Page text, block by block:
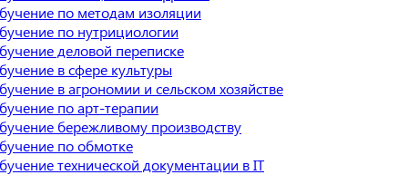
по методам изоляции
по нутрициологии
деловой переписке
в сфере культуры
в агрономии и сельском хозяйстве
по арт-терапии
бережливому производству
по обмотке
технической документации в IT